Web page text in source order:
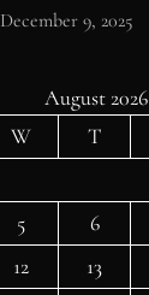
December 9, 2025
August 2026
W T
5 6
12 13